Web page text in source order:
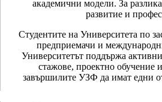
академични модели. За
развитие и
Студентите на Университета по
предприемачи и
Университетът поддържа
стажове, проектно обучение
завършилите УЗФ да имат едни